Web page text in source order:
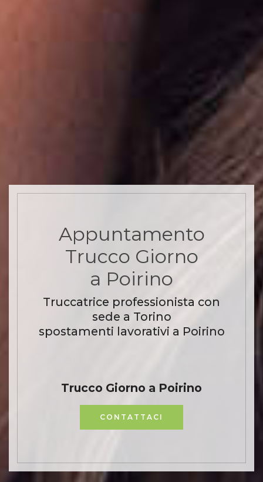
Appuntamento
Trucco Giorno
a Poirino
Truccatrice professionista con
sede a Torino
spostamenti lavorativi a Poirino
Trucco Giorno a Poirino
CONTATTACI